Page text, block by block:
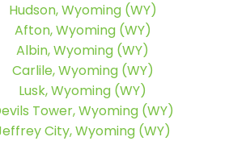
Hudson, Wyoming (WY)
Afton, Wyoming (WY)
Albin, Wyoming (WY)
Carlile, Wyoming (WY)
Lusk, Wyoming (WY)
Tower, Wyoming (WY)
City, Wyoming (WY)